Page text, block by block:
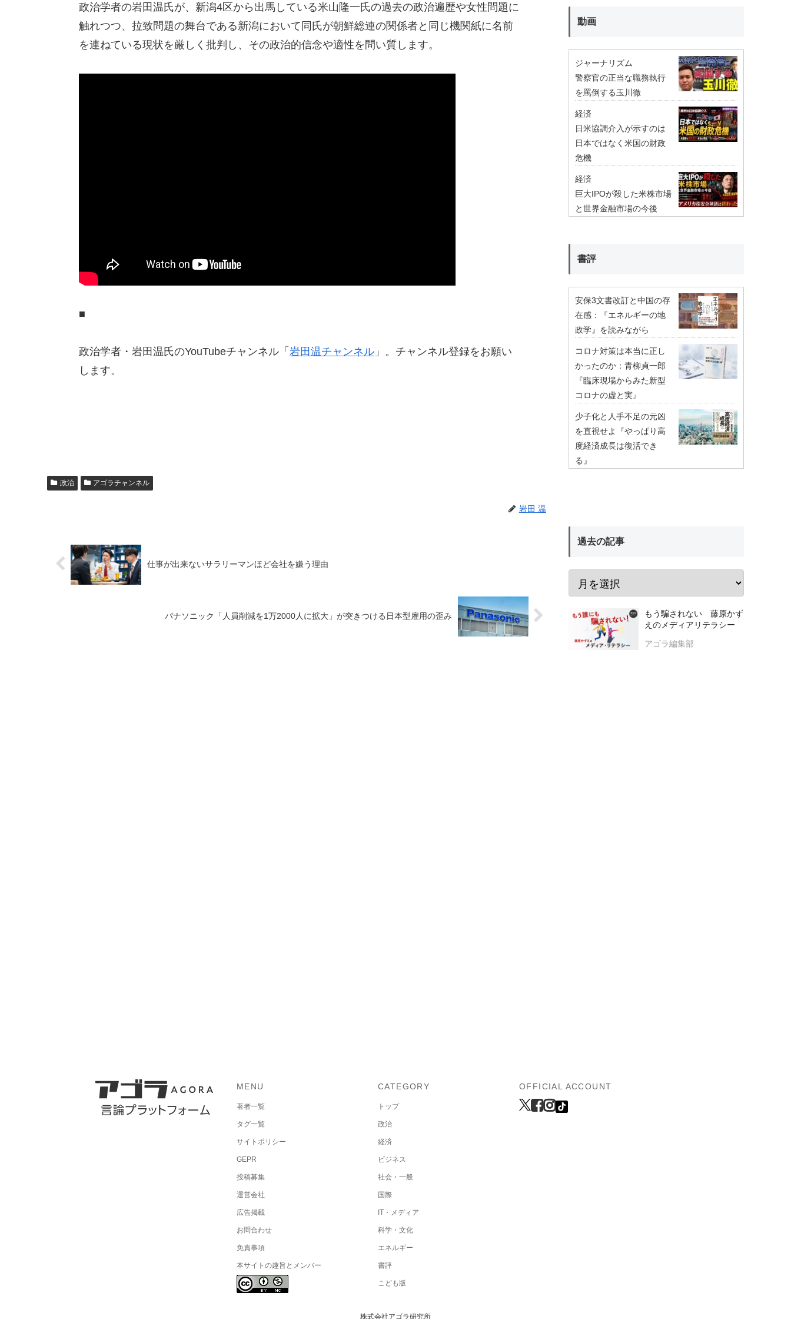
政治学者の岩田温氏が、新潟4区から出馬している米山隆一氏の過去の政治遍歴や女性問題に
触れつつ、拉致問題の舞台である新潟において同氏が朝鮮総連の関係者と同じ機関紙に名前
を連ねている現状を厳しく批判し、その政治的信念や適性を問い質します。
■
政治学者・岩田温氏のYouTubeチャンネル「 岩田温チャンネル」。チャンネル登録をお願い
します。
政治 アゴラチャンネル
岩田 温
仕事が出来ないサラリーマンほど会社を嫌う理由
パナソニック「人員削減を1万2000人に拡大」が突きつける日本型雇用の歪み
動画
ジャーナリズム
警察官の正当な職務執行
を罵倒する玉川徹
経済
日米協調介入が示すのは
日本ではなく米国の財政
危機
経済
巨大IPOが殺した米株市場
と世界金融市場の今後
書評
安保3文書改訂と中国の存
在感：『エネルギーの地
政学』を読みながら
コロナ対策は本当に正し
かったのか：青柳貞一郎
『臨床現場からみた新型
コロナの虚と実』
少子化と人手不足の元凶
を直視せよ『やっぱり高
度経済成長は復活でき
る』
過去の記事
もう騙されない 藤原かず
えのメディアリテラシー
アゴラ編集部
MENU
著者一覧
タグ一覧
サイトポリシー
GEPR
投稿募集
運営会社
広告掲載
お問合わせ
免責事項
本サイトの趣旨とメンバー
CATEGORY
トップ
政治
経済
ビジネス
社会・一般
国際
IT・メディア
科学・文化
エネルギー
書評
こども版
OFFICIAL ACCOUNT
株式会社アゴラ研究所